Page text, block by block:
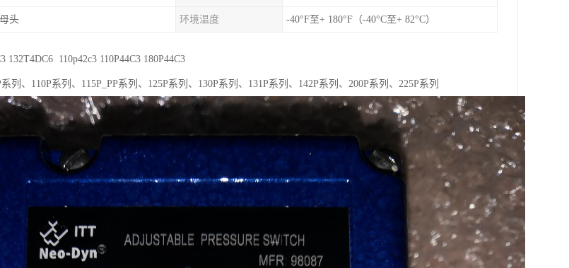
头 环境温度 -40°F至+ 180°F（-40°C至+ 82°C）
110p42c3 110P44C3 180P44C3
列、110P系列、115P_PP系列、125P系列、130P系列、131P系列、142P系列、200P系列、225P系列